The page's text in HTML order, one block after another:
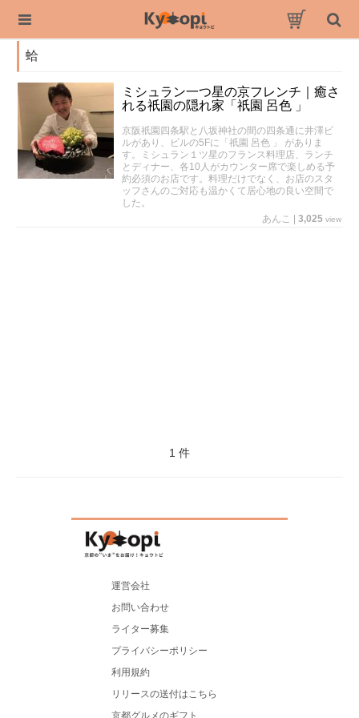
蛤
ミシュラン一つ星の京フレンチ｜癒さ
れる祇園の隠れ家「祇園 呂色 」
京阪祇園四条駅と八坂神社の間の四条通に井澤ビ
ルがあり、ビルの5Fに「祇園 呂色 」 がありま
す。ミシュラン１ツ星のフランス料理店、ランチ
とディナー、各10人がカウンター席で楽しめる予
約必須のお店です。料理だけでなく、お店のスタ
ッフさんのご対応も温かくて居心地の良い空間で
した。
あんこ
3,025 view
1 件
運営会社
お問い合わせ
ライター募集
プライバシーポリシー
利用規約
リリースの送付はこちら
京都グルメのギフト